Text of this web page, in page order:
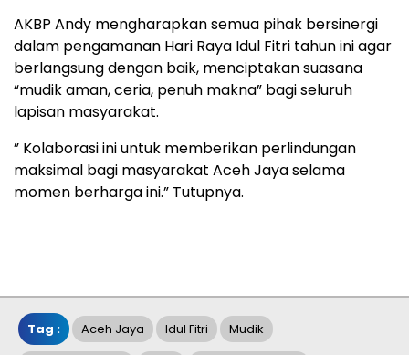
AKBP Andy mengharapkan semua pihak bersinergi
dalam pengamanan Hari Raya Idul Fitri tahun ini agar
berlangsung dengan baik, menciptakan suasana
“mudik aman, ceria, penuh makna” bagi seluruh
lapisan masyarakat.
” Kolaborasi ini untuk memberikan perlindungan
maksimal bagi masyarakat Aceh Jaya selama
momen berharga ini.” Tutupnya.
Tag : Aceh Jaya Idul Fitri Mudik